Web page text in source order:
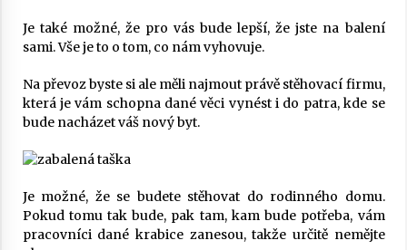
Je také možné, že pro vás bude lepší, že jste na balení
sami. Vše je to o tom, co nám vyhovuje.
Na převoz byste si ale měli najmout právě stěhovací firmu,
která je vám schopna dané věci vynést i do patra, kde se
bude nacházet váš nový byt.
Je možné, že se budete stěhovat do rodinného domu.
Pokud tomu tak bude, pak tam, kam bude potřeba, vám
pracovníci dané krabice zanesou, takže určitě nemějte